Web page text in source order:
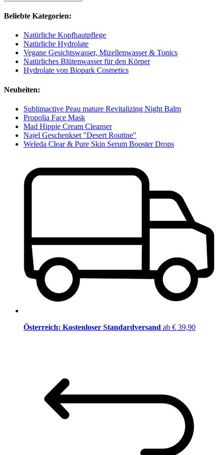
Beliebte Kategorien:
Natürliche Kopfhautpflege
Natürliche Hydrolate
Vegane Gesichtswasser, Mizellenwasser & Tonics
Natürliches Blütenwasser für den Körper
Hydrolate von Biopark Cosmetics
Neuheiten:
Sublimactive Peau mature Revitalizing Night Balm
Propolia Face Mask
Mad Hippie Cream Cleanser
Najel Geschenkset "Desert Routine"
Weleda Clear & Pure Skin Serum Booster Drops
Österreich: Kostenloser Standardversand ab € 39,90